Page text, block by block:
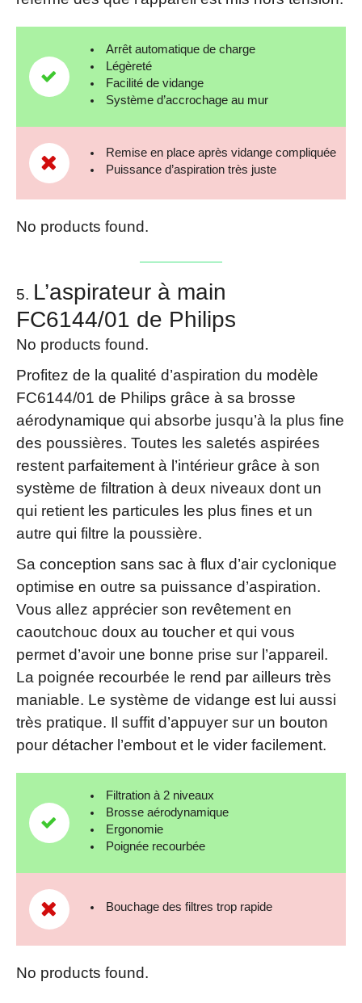
Arrêt automatique de charge
Légèreté
Facilité de vidange
Système d’accrochage au mur
Remise en place après vidange compliquée
Puissance d’aspiration très juste
No products found.
L’aspirateur à main
FC6144/01 de Philips
No products found.
Profitez de la qualité d’aspiration du modèle
FC6144/01 de Philips grâce à sa brosse
aérodynamique qui absorbe jusqu’à la plus fine
des poussières. Toutes les saletés aspirées
restent parfaitement à l’intérieur grâce à son
système de filtration à deux niveaux dont un
qui retient les particules les plus fines et un
autre qui filtre la poussière.
Sa conception sans sac à flux d’air cyclonique
optimise en outre sa puissance d’aspiration.
Vous allez apprécier son revêtement en
caoutchouc doux au toucher et qui vous
permet d’avoir une bonne prise sur l’appareil.
La poignée recourbée le rend par ailleurs très
maniable. Le système de vidange est lui aussi
très pratique. Il suffit d’appuyer sur un bouton
pour détacher l’embout et le vider facilement.
Filtration à 2 niveaux
Brosse aérodynamique
Ergonomie
Poignée recourbée
Bouchage des filtres trop rapide
No products found.